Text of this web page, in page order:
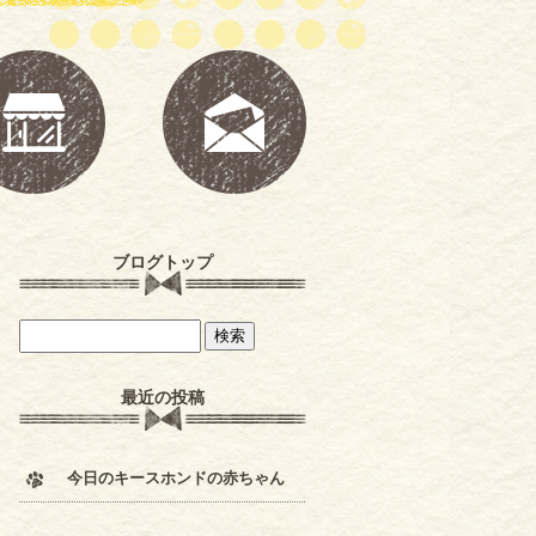
ブログトップ
最近の投稿
今日のキースホンドの赤ちゃん